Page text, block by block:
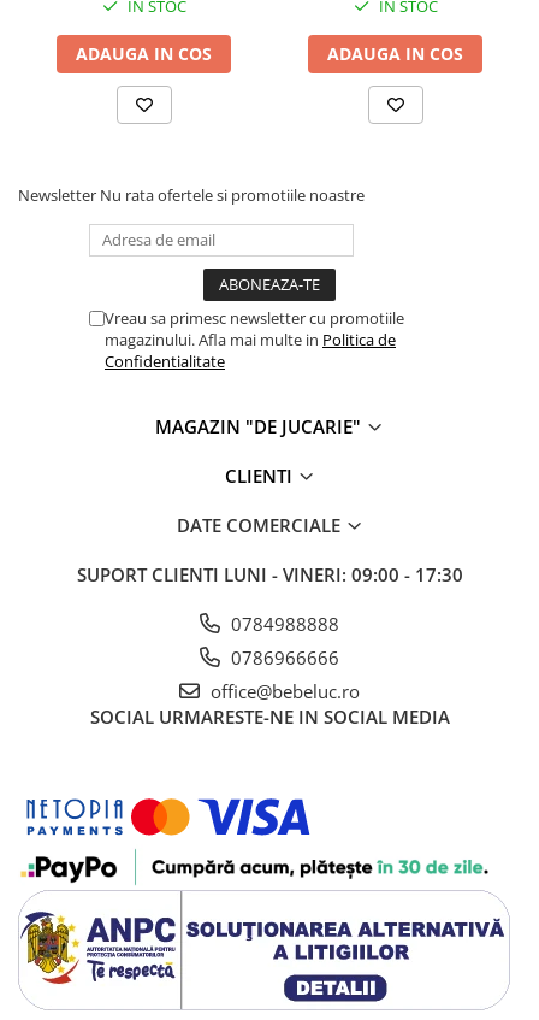
IN STOC
ADAUGA IN COS
IN STOC
ADAUGA IN COS
Newsletter Nu rata ofertele si promotiile noastre
Vreau sa primesc newsletter cu promotiile
magazinului. Afla mai multe in Politica de
Confidentialitate
MAGAZIN "DE JUCARIE"
CLIENTI
DATE COMERCIALE
SUPORT CLIENTI LUNI - VINERI: 09:00 - 17:30
0784988888
0786966666
office@bebeluc.ro
SOCIAL URMARESTE-NE IN SOCIAL MEDIA